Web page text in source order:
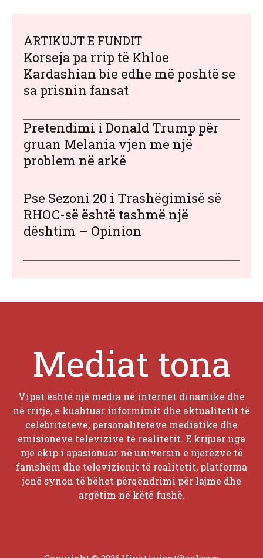
ARTIKUJT E FUNDIT
Korseja pa rrip të Khloe
Kardashian bie edhe më poshtë se
sa prisnin fansat
Pretendimi i Donald Trump për
gruan Melania vjen me një
problem në arkë
Pse Sezoni 20 i Trashëgimisë së
RHOC-së është tashmë një
dështim – Opinion
Mediat tona
Vipat është një media në internet dinamike dhe
në rritje, e kushtuar informimit dhe aktualitetit të
celebriteteve, personaliteteve mediatike dhe
emisioneve televizive të realitetit. E krijuar nga
një ekip i apasionuar në universin e njerëzve të
famshëm dhe televizionit të realitetit, platforma
jonë synon të bëhet përqëndrimi për lajme dhe
argëtim në këtë fushë.